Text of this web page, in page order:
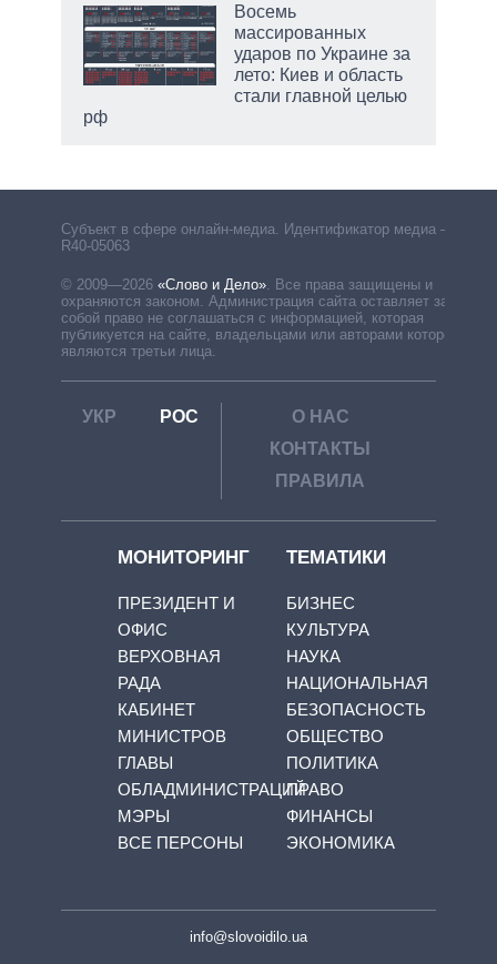
Восемь
массированных
ударов по Украине за
лето: Киев и область
стали главной целью
рф
Субъект в сфере онлайн-медиа. Идентификатор медиа –
R40-05063
© 2009—2026 «Слово и Дело» Все права защищены и
охраняются законом. Администрация сайта оставляет за
собой право не соглашаться с информацией, которая
публикуется на сайте, владельцами или авторами которой
являются третьи лица.
УКР РОС
О НАС
КОНТАКТЫ
ПРАВИЛА
МОНИТОРИНГ
ПРЕЗИДЕНТ И
ОФИС
ВЕРХОВНАЯ
РАДА
КАБИНЕТ
МИНИСТРОВ
ГЛАВЫ
ОБЛАДМИНИСТРАЦИЙ
МЭРЫ
ВСЕ ПЕРСОНЫ
ТЕМАТИКИ
БИЗНЕС
КУЛЬТУРА
НАУКА
НАЦИОНАЛЬНАЯ
БЕЗОПАСНОСТЬ
ОБЩЕСТВО
ПОЛИТИКА
ПРАВО
ФИНАНСЫ
ЭКОНОМИКА
info@slovoidilo.ua